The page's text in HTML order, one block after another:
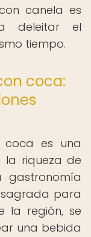
canela es
deleitar el
tiempo.
coca:
es una
la riqueza de
gastronomía
para
la región, se
una bebida